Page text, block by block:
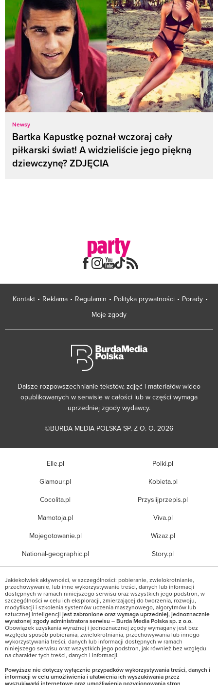
Newsy
Bartka Kapustkę poznał wczoraj cały
piłkarski świat! A widzieliście jego piękną
dziewczynę? ZDJĘCIA
Kontakt Reklama Regulamin Polityka prywatności
Porady
Moje zgody
Dalsze rozpowszechnianie tekstów, zdjęć i materiałów wideo
opublikowanych w serwisie w całości lub w części wymaga
uprzedniej zgody wydawcy.
©BURDA MEDIA POLSKA SP. Z O. O. 2026
Elle.pl
Glamour.pl
Cocolita.pl
Mamotoja.pl
Mojegotowanie.pl
National-geographic.pl
Polki.pl
Kobieta.pl
Przyslijprzepis.pl
Viva.pl
Wizaz.pl
Story.pl
Jakiekolwiek aktywności, w szczególności: pobieranie, zwielokrotnianie,
przechowywanie, lub inne wykorzystywanie treści, danych lub informacji
dostępnych w ramach niniejszego serwisu oraz wszystkich jego podstron, w
szczególności w celu ich eksploracji, zmierzającej do tworzenia, rozwoju,
modyfikacji i szkolenia systemów uczenia maszynowego, algorytmów lub
sztucznej inteligencji jest zabronione oraz wymaga uprzedniej, jednoznacznie
wyrażonej zgody administratora serwisu – Burda Media Polska sp. z o.o.
Obowiązek uzyskania wyraźnej i jednoznacznej zgody wymagany jest bez
względu sposób pobierania, zwielokrotniania, przechowywania lub innego
wykorzystywania treści, danych lub informacji dostępnych w ramach
niniejszego serwisu oraz wszystkich jego podstron, jak również bez względu
na charakter tych treści, danych i informacji.
Powyższe nie dotyczy wyłącznie przypadków wykorzystywania treści, danych i
informacji w celu umożliwienia i ułatwienia ich wyszukiwania przez